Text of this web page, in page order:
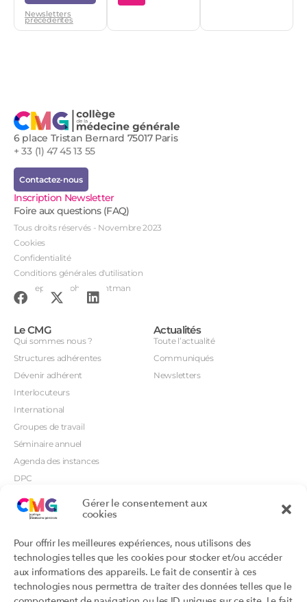
Gérer le consentement aux
cookies
Pour offrir les meilleures expériences, nous utilisons des
technologies telles que les cookies pour stocker et/ou accéder
aux informations des appareils. Le fait de consentir à ces
technologies nous permettra de traiter des données telles que le
Newsletters
précédentes
6 place Tristan Bernard 75017 Paris
+ 33 (1) 47 45 13 55
Contactez-nous
Inscription Newsletter
Foire aux questions (FAQ)
Tous droits réservés - Novembre 2023
Cookies
Confidentialité
Conditions générales d'utilisation
Conception : John Brightman
Le CMG
Qui sommes nous ?
Structures adhérentes
Dévenir adhérent
Interlocuteurs
International
Groupes de travail
Séminaire annuel
Agenda des instances
DPC
CSI
Orientations prioritaires
Actualités
Toute l’actualité
Communiqués
Newsletters
Productions
Productions du Collège
Productions des structures
adhérentes
Labellisation
Portails
Annuaire DU/DIU
Archimede.fr
Ebmfrance.net